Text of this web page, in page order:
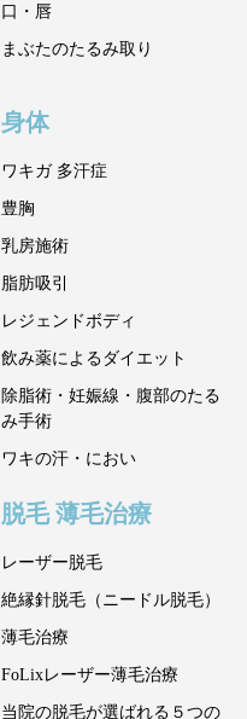
口・唇
まぶたのたるみ取り
身体
ワキガ 多汗症
豊胸
乳房施術
脂肪吸引
レジェンドボディ
飲み薬によるダイエット
除脂術・妊娠線・腹部のたる
み手術
ワキの汗・におい
脱毛 薄毛治療
レーザー脱毛
絶縁針脱毛（ニードル脱毛）
薄毛治療
FoLixレーザー薄毛治療
当院の脱毛が選ばれる５つの